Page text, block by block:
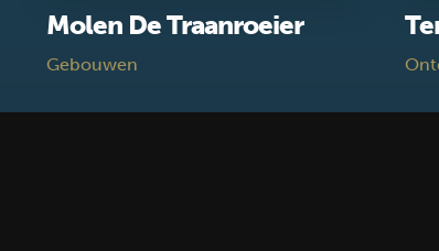
Molen De Traanroeier
Gebouwen